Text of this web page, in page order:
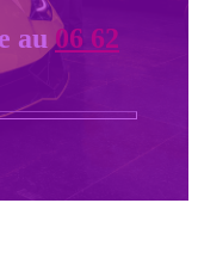
au06 62